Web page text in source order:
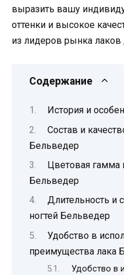
выразить вашу
оттенки и высокое
из лидеров рынка лаков
Содержание
История и
Состав и
Бельведер
Цветовая гамма
Бельведер
Длительность и
ногтей Бельведер
Удобство в
преимущества лака
Удобство в